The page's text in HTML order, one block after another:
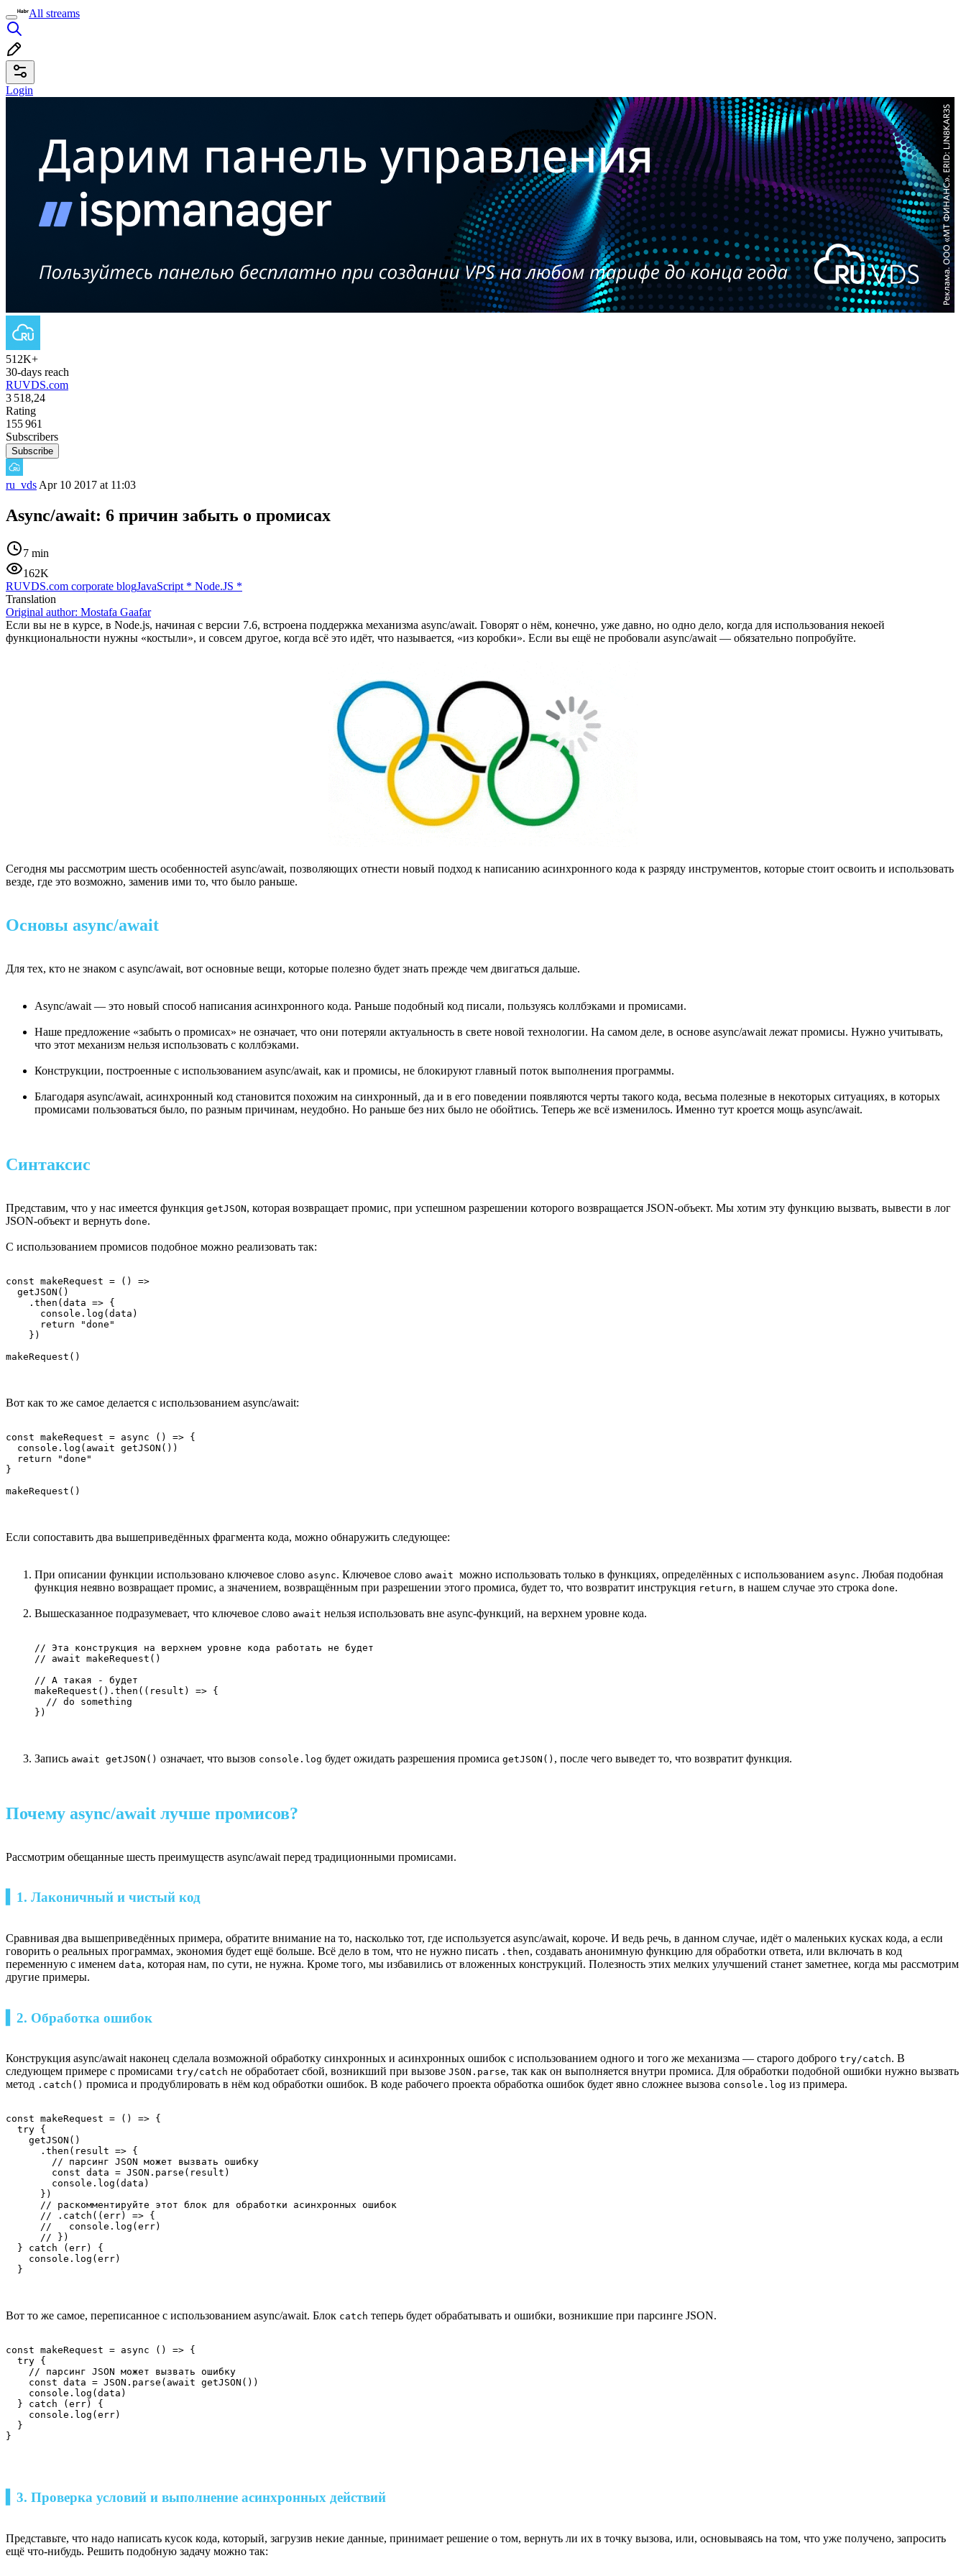
All streams
Login
512K+
30-days reach
RUVDS.com
3 518,24
Rating
155 961
Subscribers
Subscribe
ru_vds Apr 10 2017 at 11:03
Async/await: 6 причин забыть о промисах
7 min
162K
RUVDS.com corporate blogJavaScript * Node.JS *
Translation
Original author: Mostafa Gaafar
Если вы не в курсе, в Node.js, начиная с версии 7.6, встроена поддержка механизма async/await. Говорят о нём, конечно, уже давно, но одно дело, когда для использования некоей
функциональности нужны «костыли», и совсем другое, когда всё это идёт, что называется, «из коробки». Если вы ещё не пробовали async/await — обязательно попробуйте.
Сегодня мы рассмотрим шесть особенностей async/await, позволяющих отнести новый подход к написанию асинхронного кода к разряду инструментов, которые стоит освоить и использовать
везде, где это возможно, заменив ими то, что было раньше.
Основы async/await
Для тех, кто не знаком с async/await, вот основные вещи, которые полезно будет знать прежде чем двигаться дальше.
Async/await — это новый способ написания асинхронного кода. Раньше подобный код писали, пользуясь коллбэками и промисами.
Наше предложение «забыть о промисах» не означает, что они потеряли актуальность в свете новой технологии. На самом деле, в основе async/await лежат промисы. Нужно учитывать,
что этот механизм нельзя использовать с коллбэками.
Конструкции, построенные с использованием async/await, как и промисы, не блокируют главный поток выполнения программы.
Благодаря async/await, асинхронный код становится похожим на синхронный, да и в его поведении появляются черты такого кода, весьма полезные в некоторых ситуациях, в которых
промисами пользоваться было, по разным причинам, неудобно. Но раньше без них было не обойтись. Теперь же всё изменилось. Именно тут кроется мощь async/await.
Синтаксис
Представим, что у нас имеется функция getJSON, которая возвращает промис, при успешном разрешении которого возвращается JSON-объект. Мы хотим эту функцию вызвать, вывести в лог
JSON-объект и вернуть done.
С использованием промисов подобное можно реализовать так:
const makeRequest = () =>
getJSON()
.then(data => {
console.log(data)
return "done"
})
makeRequest()
Вот как то же самое делается с использованием async/await:
const makeRequest = async () => {
console.log(await getJSON())
return "done"
}
makeRequest()
Если сопоставить два вышеприведённых фрагмента кода, можно обнаружить следующее:
При описании функции использовано ключевое слово async. Ключевое слово await можно использовать только в функциях, определённых с использованием async. Любая подобная
функция неявно возвращает промис, а значением, возвращённым при разрешении этого промиса, будет то, что возвратит инструкция return, в нашем случае это строка done.
Вышесказанное подразумевает, что ключевое слово await нельзя использовать вне async-функций, на верхнем уровне кода.
// Эта конструкция на верхнем уровне кода работать не будет
// await makeRequest()
// А такая - будет
makeRequest().then((result) => {
// do something
})
Запись await getJSON() означает, что вызов console.log будет ожидать разрешения промиса getJSON() , после чего выведет то, что возвратит функция.
Почему async/await лучше промисов?
Рассмотрим обещанные шесть преимуществ async/await перед традиционными промисами.
▍1. Лаконичный и чистый код
Сравнивая два вышеприведённых примера, обратите внимание на то, насколько тот, где используется async/await, короче. И ведь речь, в данном случае, идёт о маленьких кусках кода, а если
говорить о реальных программах, экономия будет ещё больше. Всё дело в том, что не нужно писать .then, создавать анонимную функцию для обработки ответа, или включать в код
переменную с именем data, которая нам, по сути, не нужна. Кроме того, мы избавились от вложенных конструкций. Полезность этих мелких улучшений станет заметнее, когда мы рассмотрим
другие примеры.
▍2. Обработка ошибок
Конструкция async/await наконец сделала возможной обработку синхронных и асинхронных ошибок с использованием одного и того же механизма — старого доброго try/catch. В
следующем примере с промисами try/catch не обработает сбой, возникший при вызове JSON.parse, так как он выполняется внутри промиса. Для обработки подобной ошибки нужно вызвать
метод .catch() промиса и продублировать в нём код обработки ошибок. В коде рабочего проекта обработка ошибок будет явно сложнее вызова console.log из примера.
const makeRequest = () => {
try {
getJSON()
.then(result => {
// парсинг JSON может вызвать ошибку
const data = JSON.parse(result)
console.log(data)
})
// раскомментируйте этот блок для обработки асинхронных ошибок
// .catch((err) => {
//   console.log(err)
// })
} catch (err) {
console.log(err)
}
Вот то же самое, переписанное с использованием async/await. Блок catch теперь будет обрабатывать и ошибки, возникшие при парсинге JSON.
const makeRequest = async () => {
try {
// парсинг JSON может вызвать ошибку
const data = JSON.parse(await getJSON())
console.log(data)
} catch (err) {
console.log(err)
}
}
▍3. Проверка условий и выполнение асинхронных действий
Представьте, что надо написать кусок кода, который, загрузив некие данные, принимает решение о том, вернуть ли их в точку вызова, или, основываясь на том, что уже получено, запросить
ещё что-нибудь. Решить подобную задачу можно так: